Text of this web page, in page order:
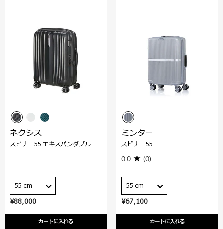
¥88,000
カートに入れる
ネクシス
スピナー55 エキスパンダブル
55 cm
¥67,100
カートに入れる
ミンター
スピナー55
0.0 (0)
55 cm